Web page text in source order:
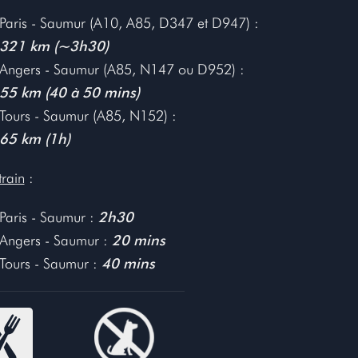
- Saumur (A10, A85, D347 et D947) :
km (~3h30)
- Saumur (A85, N147 ou D952) :
km (40 à 50 mins)
- Saumur (A85, N152) :
km (1h)
:
- Saumur : 2h30
- Saumur : 20 mins
- Saumur : 40 mins